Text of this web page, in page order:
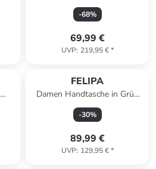
-68%
69,99 €
UVP: 219,95 €*
FELIPA
Damen Handtasche in Grün
Cognac
-30%
89,99 €
UVP: 129,95 €*